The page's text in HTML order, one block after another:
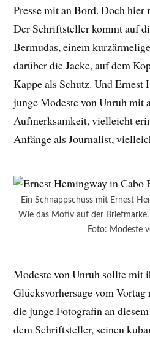
Presse mit an Bord. Doch hier
Der Schriftsteller kommt auf
Bermudas, einem
darüber die Jacke, auf dem
Kappe als Schutz. Und Ernest
junge Modeste von Unruh mit
Aufmerksamkeit, vielleicht
Anfänge als Journalist,
Ein Schnappschuss mit Ernest
Wie das Motiv auf der
Foto: Modeste
Modeste von Unruh sollte mit
Glücksvorhersage vom
die junge Fotografin an
dem Schriftsteller, seinen